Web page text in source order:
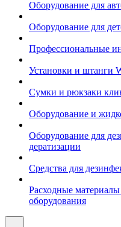
Оборудование для
Оборудование для
Профессиональные
Установки и штанги
Сумки и рюкзаки
Оборудование и
Оборудование для
дератизации
Средства для
Расходные
оборудования